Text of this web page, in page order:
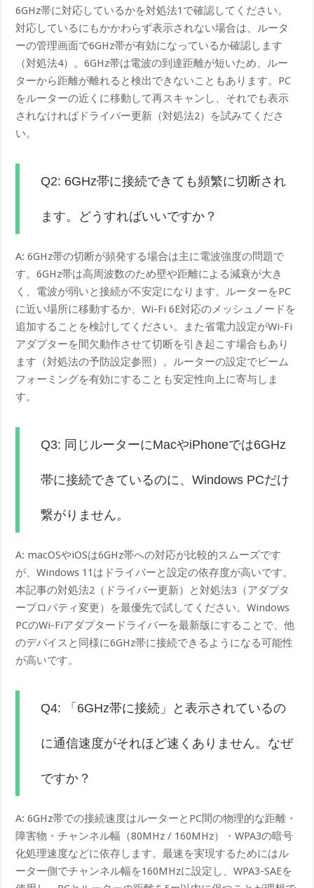
6GHz帯に対応しているかを対処法1で確認してください。
対応しているにもかかわらず表示されない場合は、ルータ
ーの管理画面で6GHz帯が有効になっているか確認します
（対処法4）。6GHz帯は電波の到達距離が短いため、ルー
ターから距離が離れると検出できないこともあります。PC
をルーターの近くに移動して再スキャンし、それでも表示
されなければドライバー更新（対処法2）を試みてくださ
い。
Q2: 6GHz帯に接続できても頻繁に切断され
ます。どうすればいいですか？
A: 6GHz帯の切断が頻発する場合は主に電波強度の問題で
す。6GHz帯は高周波数のため壁や距離による減衰が大き
く、電波が弱いと接続が不安定になります。ルーターをPC
に近い場所に移動するか、Wi-Fi 6E対応のメッシュノードを
追加することを検討してください。また省電力設定がWi-Fi
アダプターを間欠動作させて切断を引き起こす場合もあり
ます（対処法の予防設定参照）。ルーターの設定でビーム
フォーミングを有効にすることも安定性向上に寄与しま
す。
Q3: 同じルーターにMacやiPhoneでは6GHz
帯に接続できているのに、Windows PCだけ
繋がりません。
A: macOSやiOSは6GHz帯への対応が比較的スムーズです
が、Windows 11はドライバーと設定の依存度が高いです。
本記事の対処法2（ドライバー更新）と対処法3（アダプタ
ープロパティ変更）を最優先で試してください。Windows
PCのWi-Fiアダプタードライバーを最新版にすることで、他
のデバイスと同様に6GHz帯に接続できるようになる可能性
が高いです。
Q4: 「6GHz帯に接続」と表示されているの
に通信速度がそれほど速くありません。なぜ
ですか？
A: 6GHz帯での接続速度はルーターとPC間の物理的な距離・
障害物・チャンネル幅（80MHz / 160MHz）・WPA3の暗号
化処理速度などに依存します。最速を実現するためにはル
ーター側でチャンネル幅を160MHzに設定し、WPA3-SAEを